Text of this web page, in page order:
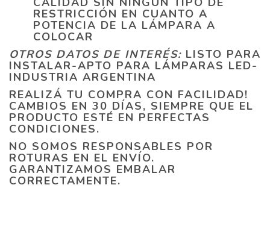
RESTRICCIÓN EN CUANTO A
POTENCIA DE LA LÁMPARA A
COLOCAR
OTROS DATOS DE INTERÉS: LISTO PARA
INSTALAR-APTO PARA LÁMPARAS LED-
INDUSTRIA ARGENTINA
REALIZÁ TU COMPRA CON FACILIDAD!
CAMBIOS EN 30 DÍAS, SIEMPRE QUE EL
PRODUCTO ESTÉ EN PERFECTAS
CONDICIONES.
NO SOMOS RESPONSABLES POR
ROTURAS EN EL ENVÍO.
GARANTIZAMOS EMBALAR
CORRECTAMENTE.